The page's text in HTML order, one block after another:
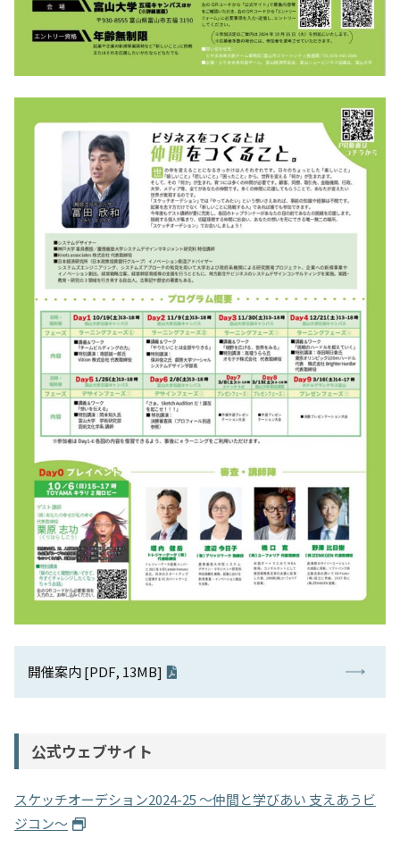
開催案内 [PDF, 13MB]
公式ウェブサイト
スケッチオーデション2024-25 〜仲間と学びあい 支えあうビ
ジコン〜